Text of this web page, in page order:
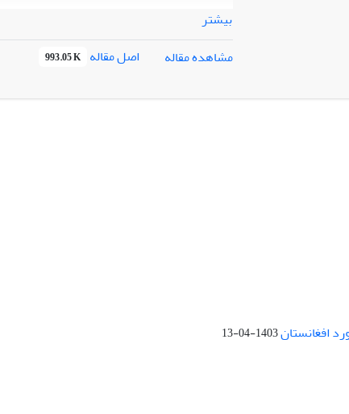
بیشتر
مشاهده مقاله
اصل مقاله 993.05 K
افغانستان1403-04-13